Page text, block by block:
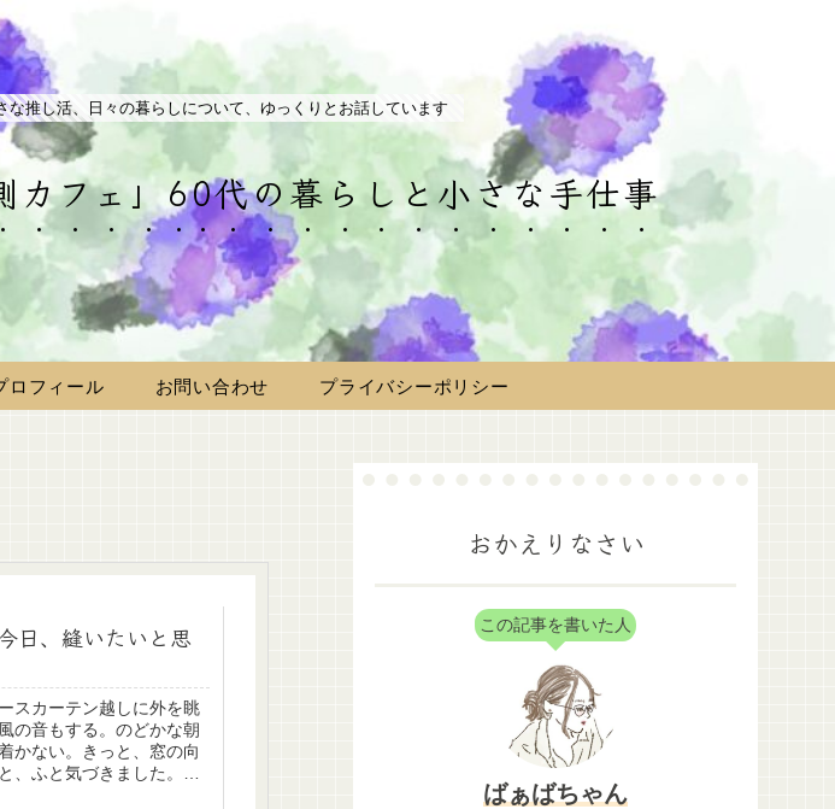
な推し活、日々の暮らしについて、ゆっくりとお話しています
カフェ」60代の暮らしと小さな手仕事
ロフィール お問い合わせ プライバシーポリシー
日、縫いたいと思
スカーテン越しに外を眺
の音もする。のどかな朝
かない。きっと、窓の向
、ふと気づきました。本
おかえりなさい
この記事を書いた人
ばぁばちゃん